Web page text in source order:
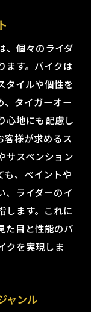
、個々のライダ
ます。バイクは
タイルや個性を
、タイガーオー
心地にも配慮し
客様が求めるス
サスペンション
も、ペイントや
、ライダーのイ
します。これに
た目と性能のバ
クを実現しま
ャンル